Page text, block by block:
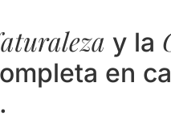
y la
en